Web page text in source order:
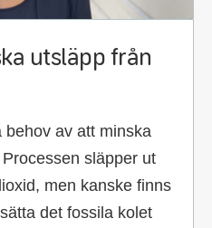
utsläpp från
av att minska
släpper ut
men kanske finns
det fossila kolet